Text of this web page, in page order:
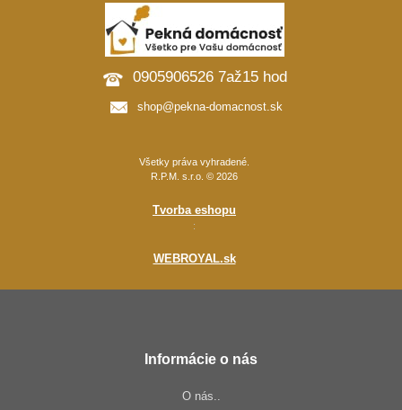
0905906526 7až15 hod
shop@pekna-domacnost.sk
Všetky práva vyhradené.
R.P.M. s.r.o. © 2026
Tvorba eshopu
:
WEBROYAL.sk
Informácie o nás
O nás..